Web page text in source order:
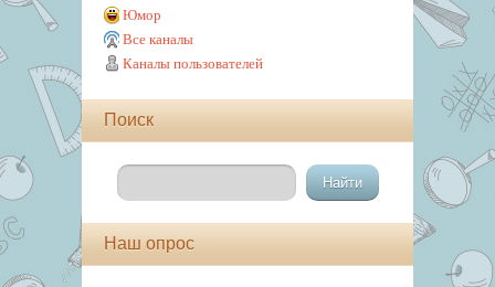
Юмор
Все каналы
Каналы пользователей
Поиск
Наш опрос